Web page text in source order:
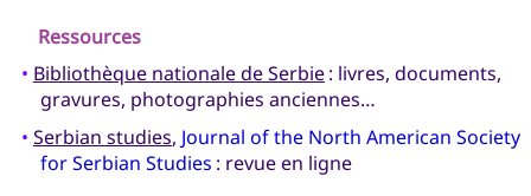
Ressources
• Bibliothèque nationale de Serbie: livres, documents,
gravures, photographies anciennes…
• Serbian studies, Journal of the North American Society
for Serbian Studies : revue en ligne